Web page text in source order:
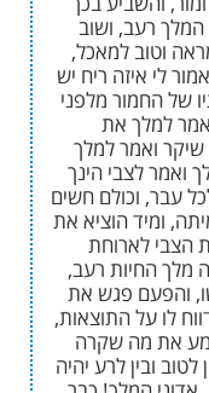
יש
חשים
את
את
יהיה